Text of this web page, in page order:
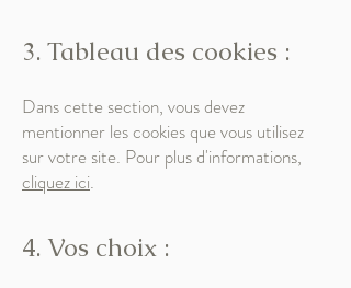
3. Tableau des cookies :
Dans cette section, vous devez
mentionner les cookies que vous utilisez
sur votre site. Pour plus d'informations,
cliquez ici.
4. Vos choix :